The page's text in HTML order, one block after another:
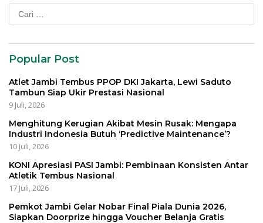
Popular Post
Atlet Jambi Tembus PPOP DKI Jakarta, Lewi Saduto
Tambun Siap Ukir Prestasi Nasional
9 Juli, 2026
Menghitung Kerugian Akibat Mesin Rusak: Mengapa
Industri Indonesia Butuh ‘Predictive Maintenance’?
10 Juli, 2026
KONI Apresiasi PASI Jambi: Pembinaan Konsisten Antar
Atletik Tembus Nasional
17 Juli, 2026
Pemkot Jambi Gelar Nobar Final Piala Dunia 2026,
Siapkan Doorprize hingga Voucher Belanja Gratis